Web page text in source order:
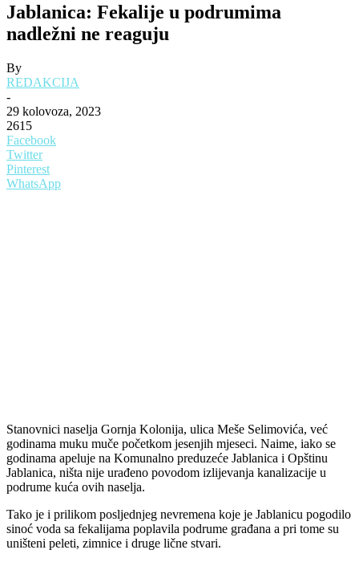
Jablanica: Fekalije u podrumima
nadležni ne reaguju
By
REDAKCIJA
-
29 kolovoza, 2023
2615
Facebook
Twitter
Pinterest
WhatsApp
Stanovnici naselja Gornja Kolonija, ulica Meše Selimovića, već
godinama muku muče početkom jesenjih mjeseci. Naime, iako se
godinama apeluje na Komunalno preduzeće Jablanica i Opštinu
Jablanica, ništa nije urađeno povodom izlijevanja kanalizacije u
podrume kuća ovih naselja.
Tako je i prilikom posljednjeg nevremena koje je Jablanicu pogodilo
sinoć voda sa fekalijama poplavila podrume građana a pri tome su
uništeni peleti, zimnice i druge lične stvari.